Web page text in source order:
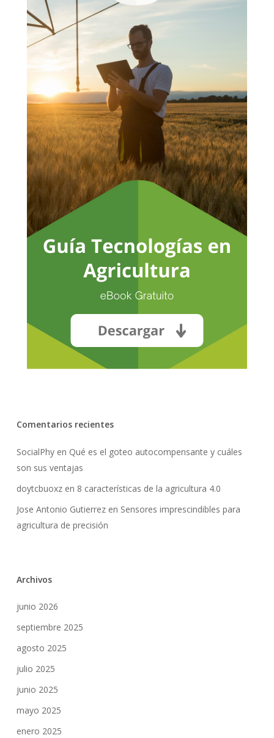
No hay productos en el carrito.
Go To Shop
Comentarios recientes
SocialPhyen Qué es el goteo autocompensante y cuáles
son sus ventajas
doytcbuoxzen 8 características de la agricultura 4.0
Jose Antonio Gutierrezen Sensores imprescindibles para
agricultura de precisión
Archivos
junio 2026
septiembre 2025
agosto 2025
julio 2025
junio 2025
mayo 2025
enero 2025